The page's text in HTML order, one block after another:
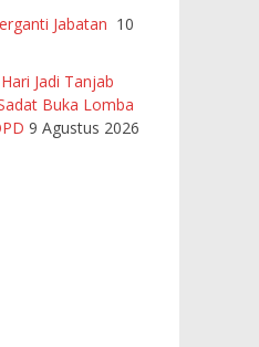
Jabatan 10
Jadi Tanjab
Buka Lomba
9 Agustus 2026